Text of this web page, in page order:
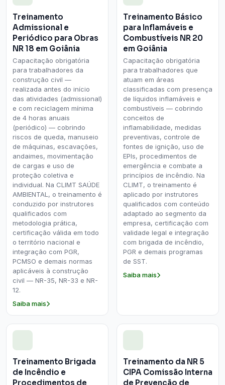
Treinamento
Admissional e
Periódico para Obras
NR 18 em Goiânia
Capacitação obrigatória
para trabalhadores da
construção civil —
realizada antes do início
das atividades (admissional)
e com reciclagem mínima
de 4 horas anuais
(periódico) — cobrindo
riscos de queda, manuseio
de máquinas, escavações,
andaimes, movimentação
de cargas e uso de
proteção coletiva e
individual. Na CLIMT SAÚDE
AMBIENTAL, o treinamento é
conduzido por instrutores
qualificados com
metodologia prática,
certificação válida em todo
o território nacional e
integração com PGR,
PCMSO e demais normas
aplicáveis à construção
civil — NR-35, NR-33 e NR-
12.
Saiba mais
Treinamento Básico
para Inflamáveis e
Combustíveis NR 20
em Goiânia
Capacitação obrigatória
para trabalhadores que
atuam em áreas
classificadas com presença
de líquidos inflamáveis e
combustíveis — cobrindo
conceitos de
inflamabilidade, medidas
preventivas, controle de
fontes de ignição, uso de
EPIs, procedimentos de
emergência e combate a
princípios de incêndio. Na
CLIMT, o treinamento é
aplicado por instrutores
qualificados com conteúdo
adaptado ao segmento da
empresa, certificação com
validade legal e integração
com brigada de incêndio,
PGR e demais programas
de SST.
Saiba mais
Treinamento Brigada
de Incêndio e
Procedimentos de
Treinamento da NR 5
CIPA Comissão Interna
de Prevenção de